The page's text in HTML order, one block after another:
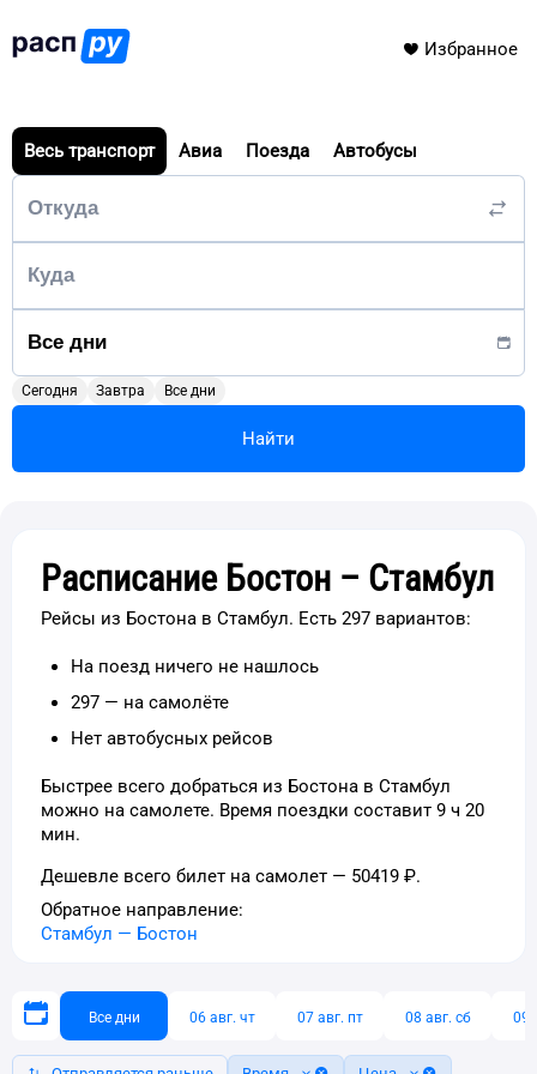
Избранное
Весь транспорт Авиа Поезда Автобусы
Сегодня Завтра Все дни
Найти
Расписание Бостон – Стамбул
Рейсы из Бостона в Стамбул. Есть 297 вариантов:
На поезд ничего не нашлось
297 — на самолёте
Нет автобусных рейсов
Быстрее всего добраться из Бостона в Стамбул
можно на самолете. Время поездки составит 9 ч 20
мин.
Дешевле всего билет на самолет — 50419 ₽.
Обратное направление:
Стамбул — Бостон
Все дни 06 авг. чт 07 авг. пт 08 авг. сб 09